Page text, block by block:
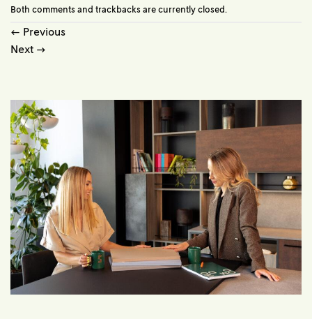
Both comments and trackbacks are currently closed.
← Previous
Next →